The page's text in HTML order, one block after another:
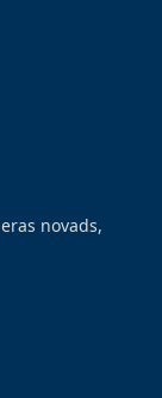
novads,